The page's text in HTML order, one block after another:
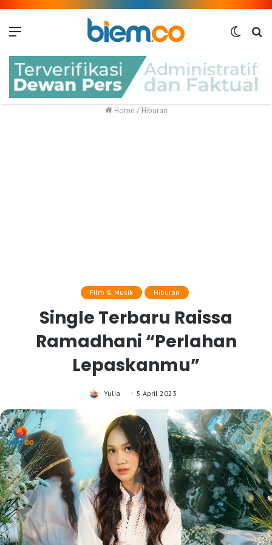
Switch
Home / Hiburan
Film & Musik Hiburan
Single Terbaru Raissa
Ramadhani “Perlahan
Lepaskanmu”
Yulia 5 April 2023